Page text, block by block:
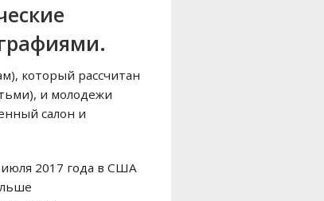
который рассчитан
и молодежи
салон и
2017 года в США